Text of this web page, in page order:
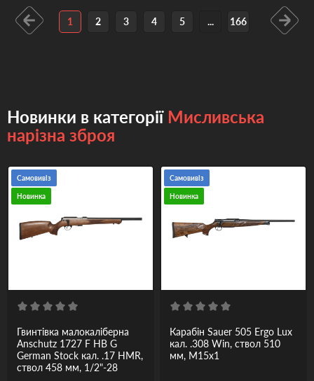
1 2 3 4 5 ... 166
Новинки в категорії Мисливська
нарізна зброя
Самовивіз
Новинка
Гвинтівка малокаліберна
Anschutz 1727 F HB G
German Stock кал. .17 HMR,
ствол 458 мм, 1/2"-28
Самовивіз
Новинка
Карабін Sauer 505 Ergo Lux
кал. .308 Win, ствол 510
мм, M15x1